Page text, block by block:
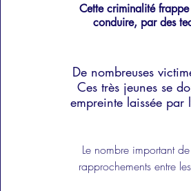
Cette criminalité
conduire, par des
De nombreuses
Ces très jeunes se
empreinte laissée par
Le nombre important
rapprochements entre